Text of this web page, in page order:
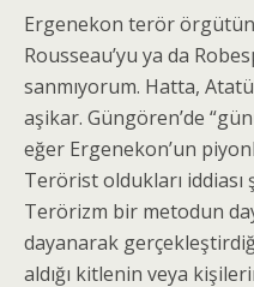
Ergenekon terör
Rousseau’yu ya da
sanmıyorum. Hatta,
aşikar. Güngören’de
eğer Ergenekon’un
Terörist oldukları iddiası
Terörizm bir metodun
dayanarak
aldığı kitlenin veya